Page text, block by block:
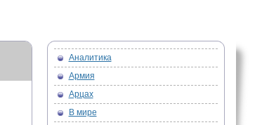
Аналитика
Армия
Арцах
В мире